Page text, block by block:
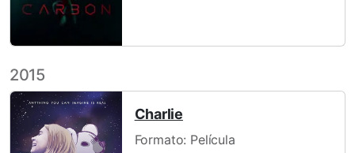
2015
Charlie
Formato: Película